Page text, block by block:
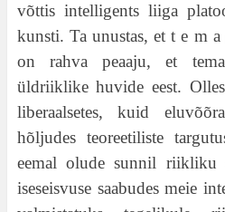
võttis intelligents liiga
kunsti. Ta unustas, et t e m a
on rahva peaaju, et
üldriiklike huvide eest.
liberaalsetes, kuid
hõljudes teoreetiliste
eemal olude sunnil riikliku
iseseisvuse saabudes meie